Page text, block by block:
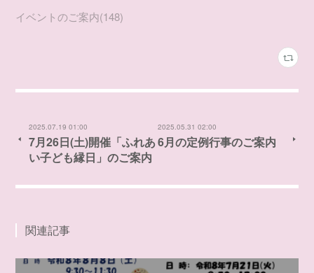
イベントのご案内(148)
2025.07.19 01:00
7月26日(土)開催「ふれあ
い子ども縁日」のご案内
2025.05.31 02:00
6月の定例行事のご案内
関連記事